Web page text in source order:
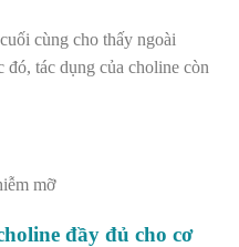
cùng cho thấy ngoài
tác dụng của choline còn
mỡ
đầy đủ cho cơ